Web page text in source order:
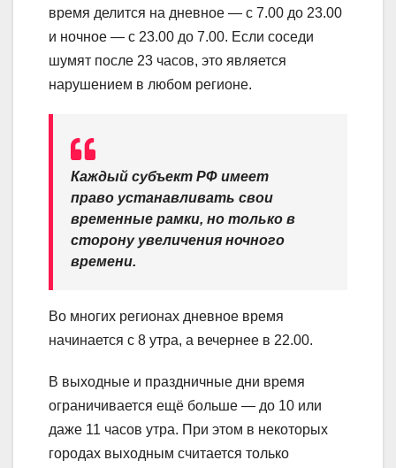
время делится на дневное — с 7.00 до 23.00
и ночное — с 23.00 до 7.00. Если соседи
шумят после 23 часов, это является
нарушением в любом регионе.
Каждый субъект РФ имеет
право устанавливать свои
временные рамки, но только в
сторону увеличения ночного
времени.
Во многих регионах дневное время
начинается с 8 утра, а вечернее в 22.00.
В выходные и праздничные дни время
ограничивается ещё больше — до 10 или
даже 11 часов утра. При этом в некоторых
городах выходным считается только